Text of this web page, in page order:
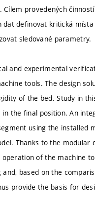
provedených
definovat kritická
sledované parametry.
and experimental
tools. The design
of the bed. Study in
the final position. An
using the installed
Thanks to the
of the machine
based on the
provide the basis for